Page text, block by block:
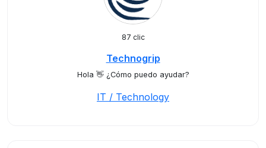
87 clic
Technogrip
Hola 👋 ¿Cómo puedo ayudar?
IT / Technology